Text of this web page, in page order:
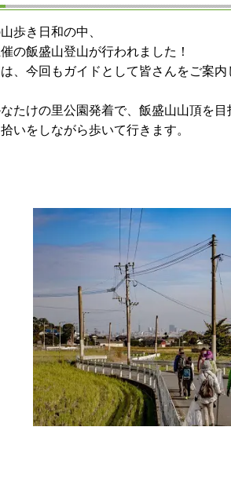
歩き日和の中、
の飯盛山登山が行われました！
、今回もガイドとして皆さんをご案内
たけの里公園発着で、飯盛山山頂を目
いをしながら歩いて行きます。